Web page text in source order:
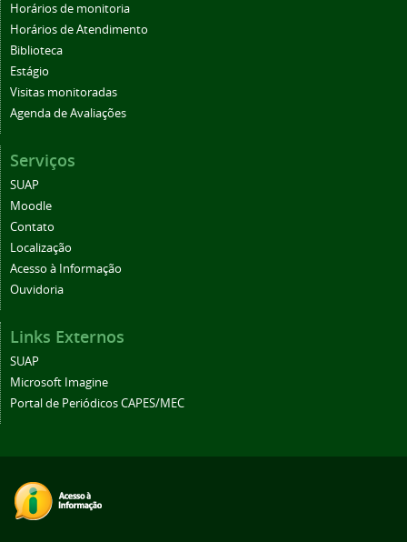
Horários de monitoria
Horários de Atendimento
Biblioteca
Estágio
Visitas monitoradas
Agenda de Avaliações
Serviços
SUAP
Moodle
Contato
Localização
Acesso à Informação
Ouvidoria
Links Externos
SUAP
Microsoft Imagine
Portal de Periódicos CAPES/MEC